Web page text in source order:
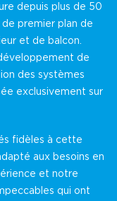
depuis plus de 50
premier plan de
et de balcon.
de
des systèmes
exclusivement sur
fidèles à cette
aux besoins en
et notre
qui ont